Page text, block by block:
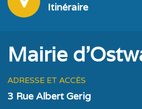
Itinéraire
Mairie
ADRESSE ET ACCÈS
3 Rue Albert Gerig